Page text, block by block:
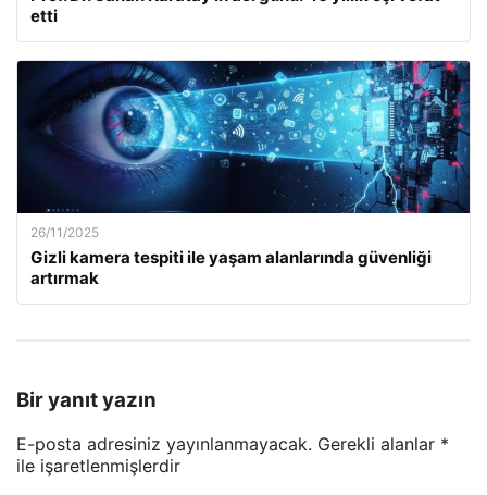
etti
26/11/2025
Gizli kamera tespiti ile yaşam alanlarında güvenliği
artırmak
Bir yanıt yazın
E-posta adresiniz yayınlanmayacak. Gerekli alanlar *
ile işaretlenmişlerdir